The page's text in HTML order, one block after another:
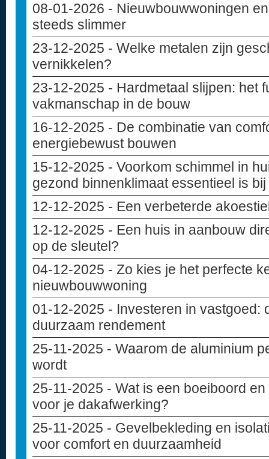
08-01-2026 - Nieuwbouwwoningen
steeds slimmer
23-12-2025 - Welke metalen zijn
vernikkelen?
23-12-2025 - Hardmetaal slijpen: het
vakmanschap in de bouw
16-12-2025 - De combinatie van
energiebewust bouwen
15-12-2025 - Voorkom schimmel in
gezond binnenklimaat essentieel is
12-12-2025 - Een verbeterde
12-12-2025 - Een huis in aanbouw
op de sleutel?
04-12-2025 - Zo kies je het perfecte
nieuwbouwwoning
01-12-2025 - Investeren in vastgoed:
duurzaam rendement
25-11-2025 - Waarom de aluminium
wordt
25-11-2025 - Wat is een boeiboord
voor je dakafwerking?
25-11-2025 - Gevelbekleding en
voor comfort en duurzaamheid